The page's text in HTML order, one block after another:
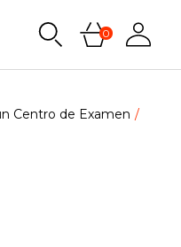
0
Centro de Examen